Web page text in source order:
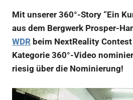
Berlin
Mit unserer 360°-Story “Ein
aus dem Bergwerk Prosper-
WDR beim NextReality
Kategorie 360°-Video
riesig über die Nominierung!